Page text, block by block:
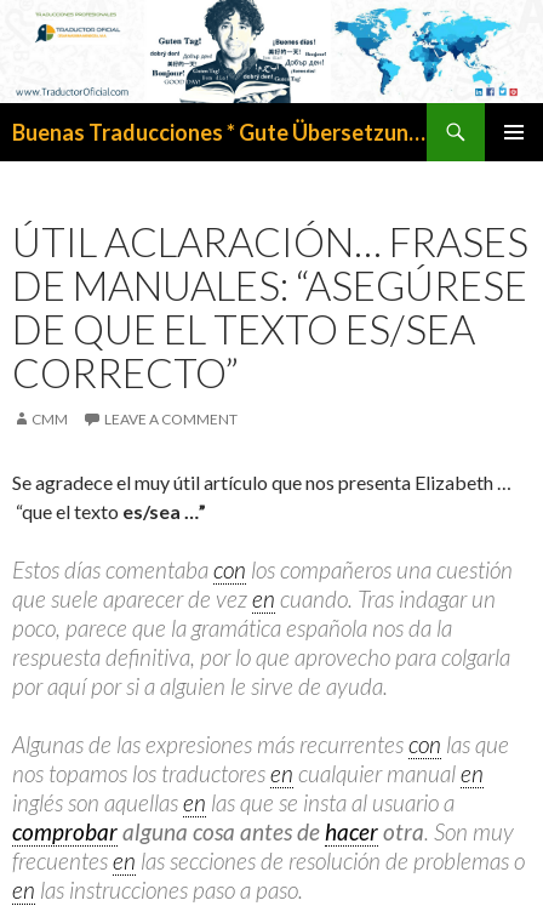
Buenas Traducciones * Gute Übersetzungen
ÚTIL ACLARACIÓN… FRASES
DE MANUALES: “ASEGÚRESE
DE QUE EL TEXTO ES/SEA
CORRECTO”
CMM LEAVE A COMMENT
Se agradece el muy útil artículo que nos presenta Elizabeth …
“que el texto es/sea …”
Estos días comentabacon los compañeros una cuestión
que suele aparecer de vezen cuando. Tras indagar un
poco, parece que la gramática española nos da la
respuesta definitiva, por lo que aprovecho para colgarla
por aquí por si a alguien le sirve de ayuda.
Algunas de las expresiones más recurrentescon las que
nos topamos los traductoresen cualquier manualen
inglés son aquellasen las que se insta al usuario a
comprobaralguna cosa antes de hacerotra. Son muy
frecuentesen las secciones de resolución de problemas o
en las instrucciones paso a paso.